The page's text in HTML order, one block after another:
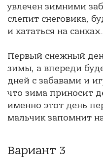
увлечен зимними
слепит снеговика,
и кататься на санках.
Первый снежный
зимы, а впереди
дней с забавами и
что зима приносит
именно этот день
мальчик запомнит
Вариант 3